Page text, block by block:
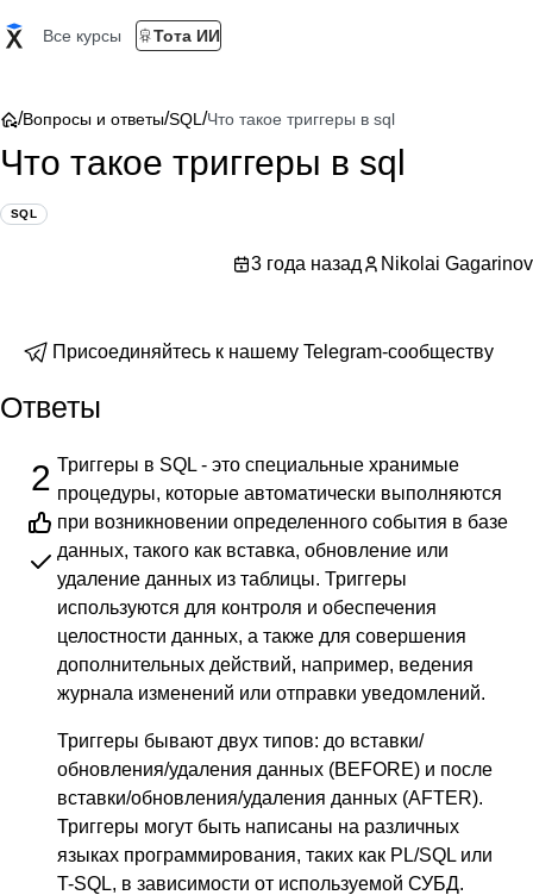
Все курсы Тота ИИ
/Вопросы и ответы/SQL /Что такое триггеры в sql
Что такое триггеры в sql
SQL
3 года назад Nikolai Gagarinov
Присоединяйтесь к нашему Telegram-сообществу
Ответы
2 Триггеры в SQL - это специальные хранимые
процедуры, которые автоматически выполняются
при возникновении определенного события в базе
данных, такого как вставка, обновление или
удаление данных из таблицы. Триггеры
используются для контроля и обеспечения
целостности данных, а также для совершения
дополнительных действий, например, ведения
журнала изменений или отправки уведомлений.
Триггеры бывают двух типов: до вставки/
обновления/удаления данных (BEFORE) и после
вставки/обновления/удаления данных (AFTER).
Триггеры могут быть написаны на различных
языках программирования, таких как PL/SQL или
T-SQL, в зависимости от используемой СУБД.